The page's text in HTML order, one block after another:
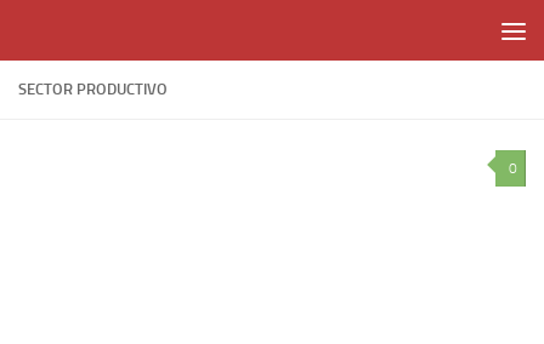
SECTOR PRODUCTIVO
0